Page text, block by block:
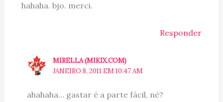
hahaha. bjo. merci.
Responder
MIRELLA (MIKIX.COM)
JANEIRO 8, 2011 EM 10:47 AM
ahahaha… gastar é a parte fácil, né?